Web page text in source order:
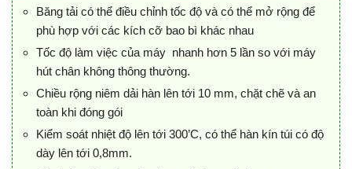
Băng tải có thể điều chỉnh tốc độ và có thể mở rộng để
phù hợp với các kích cỡ bao bì khác nhau
Tốc độ làm việc của máy nhanh hơn 5 lần so với máy
hút chân không thông thường.
Chiều rộng niêm dải hàn lên tới 10 mm, chặt chẽ và an
toàn khi đóng gói
Kiểm soát nhiệt độ lên tới 300’C, có thể hàn kín túi có độ
dày lên tới 0,8mm.